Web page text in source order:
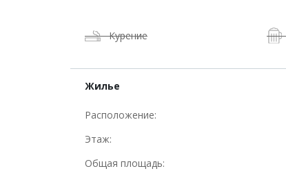
Курение
Жилье
Расположение:
Этаж:
Общая площадь: